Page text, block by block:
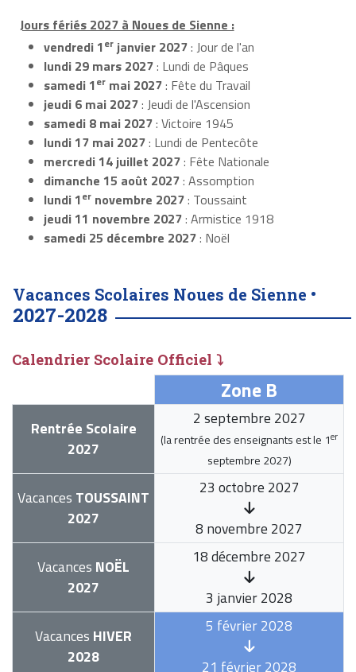
Jours fériés 2027 à Noues de Sienne :
vendredi 1er janvier 2027: Jour de l'an
lundi 29 mars 2027: Lundi de Pâques
samedi 1er mai 2027: Fête du Travail
jeudi 6 mai 2027: Jeudi de l'Ascension
samedi 8 mai 2027: Victoire 1945
lundi 17 mai 2027: Lundi de Pentecôte
mercredi 14 juillet 2027: Fête Nationale
dimanche 15 août 2027: Assomption
lundi 1er novembre 2027: Toussaint
jeudi 11 novembre 2027: Armistice 1918
samedi 25 décembre 2027: Noël
Vacances Scolaires Noues de Sienne •
2027-2028
Calendrier Scolaire Officiel ⤵
Zone B
Rentrée Scolaire
2027
2 septembre 2027
(la rentrée des enseignants est le 1er
septembre 2027)
Vacances TOUSSAINT
2027
23 octobre 2027
8 novembre 2027
Vacances NOËL
2027
18 décembre 2027
3 janvier 2028
Vacances HIVER
2028
5 février 2028
21 février 2028